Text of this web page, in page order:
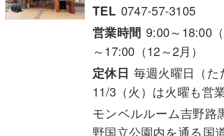
TEL 0747-57-3105
営業時間 9:00～18:00
～17:00（12～2月）
定休日 毎週火曜日（
11/3（火）は火曜も営
モンベルルーム吉野路
野国立公園内を通る国